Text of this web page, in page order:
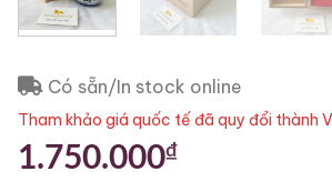
Có sẵn/In stock online
Tham khảo giá quốc tế đã quy đổi thành
1.750.000₫